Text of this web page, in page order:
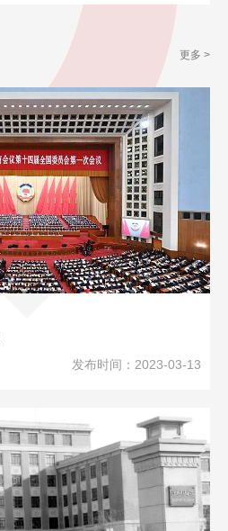
更多 >
发布时间：2023-03-13